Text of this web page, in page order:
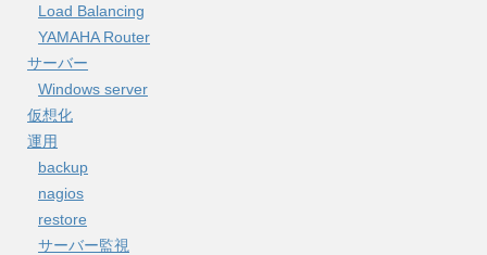
Load Balancing
YAMAHA Router
サーバー
Windows server
仮想化
運用
backup
nagios
restore
サーバー監視